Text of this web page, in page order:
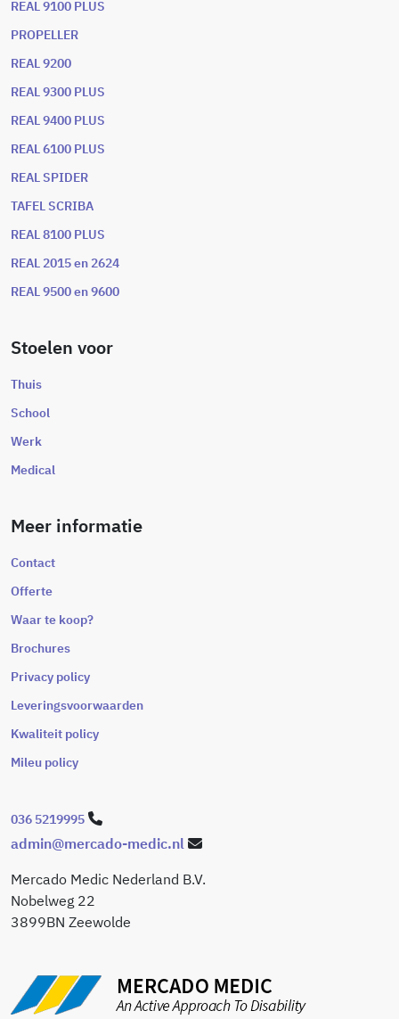
REAL 9100 PLUS
PROPELLER
REAL 9200
REAL 9300 PLUS
REAL 9400 PLUS
REAL 6100 PLUS
REAL SPIDER
TAFEL SCRIBA
REAL 8100 PLUS
REAL 2015 en 2624
REAL 9500 en 9600
Stoelen voor
Thuis
School
Werk
Medical
Meer informatie
Contact
Offerte
Waar te koop?
Brochures
Privacy policy
Leveringsvoorwaarden
Kwaliteit policy
Mileu policy
036 5219995
admin@mercado-medic.nl
Mercado Medic Nederland B.V.
Nobelweg 22
3899BN Zeewolde